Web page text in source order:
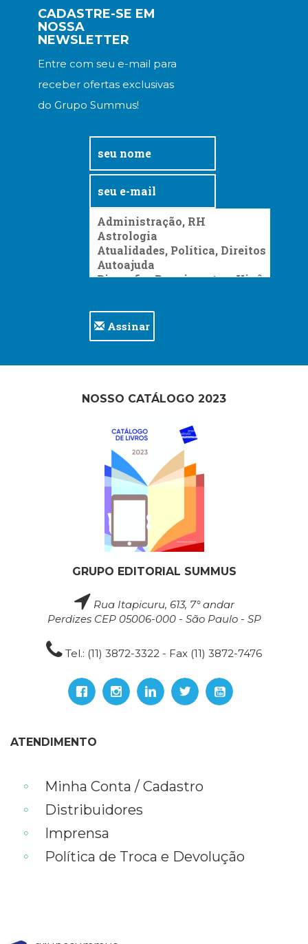
CADASTRE-SE EM
NOSSA
NEWSLETTER
Entre com seu e-mail para
receber ofertas exclusivas
do Grupo Summus!
Assinar
NOSSO CATÁLOGO 2023
GRUPO EDITORIAL SUMMUS
Rua Itapicuru, 613, 7° andar
Perdizes CEP 05006-000 - São Paulo - SP
Tel.: (11) 3872-3322 - Fax (11) 3872-7476
ATENDIMENTO
Minha Conta / Cadastro
Distribuidores
Imprensa
Política de Troca e Devolução